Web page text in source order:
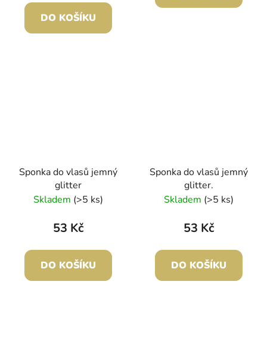
DO KOŠÍKU
Sponka do vlasů jemný
glitter
Skladem (>5 ks)
53 Kč
DO KOŠÍKU
Sponka do vlasů jemný
glitter.
Skladem (>5 ks)
53 Kč
DO KOŠÍKU